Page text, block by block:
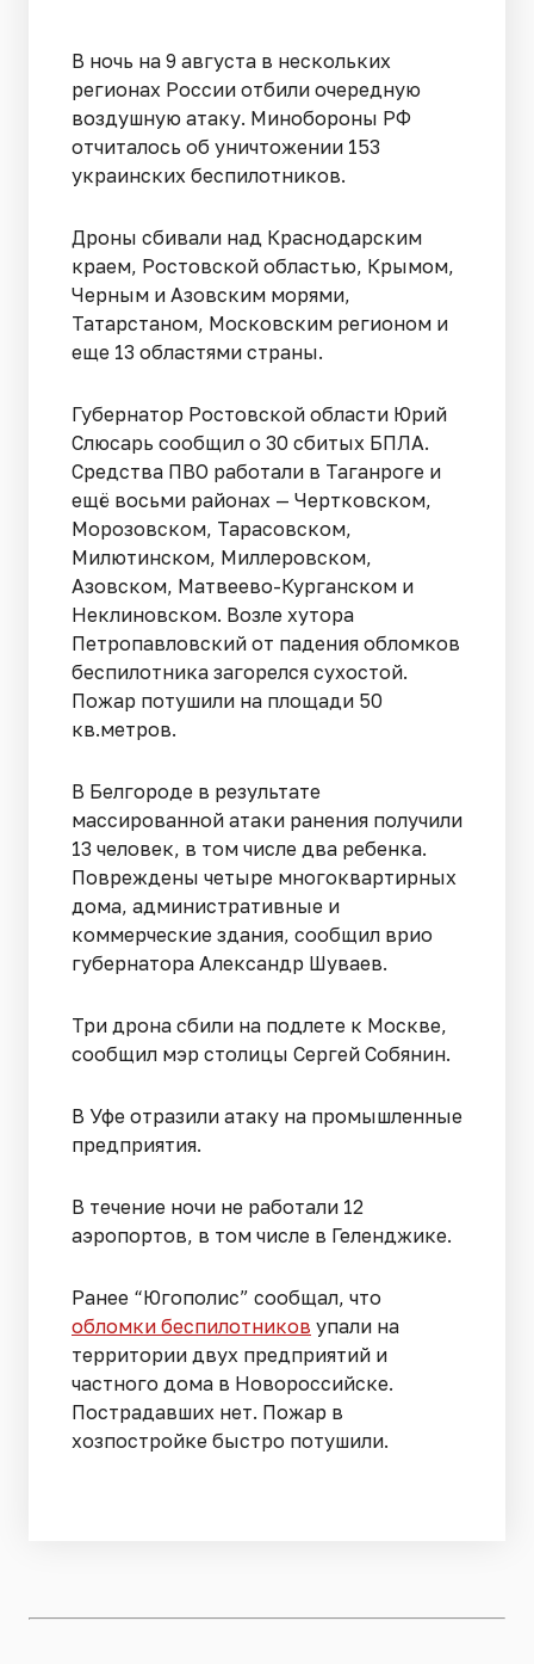
В ночь на 9 августа в нескольких
регионах России отбили очередную
воздушную атаку. Минобороны РФ
отчиталось об уничтожении 153
украинских беспилотников.
Дроны сбивали над Краснодарским
краем, Ростовской областью, Крымом,
Черным и Азовским морями,
Татарстаном, Московским регионом и
еще 13 областями страны.
Губернатор Ростовской области Юрий
Слюсарь сообщил о 30 сбитых БПЛА.
Средства ПВО работали в Таганроге и
ещё восьми районах — Чертковском,
Морозовском, Тарасовском,
Милютинском, Миллеровском,
Азовском, Матвеево-Курганском и
Неклиновском. Возле хутора
Петропавловский от падения обломков
беспилотника загорелся сухостой.
Пожар потушили на площади 50
кв.метров.
В Белгороде в результате
массированной атаки ранения получили
13 человек, в том числе два ребенка.
Повреждены четыре многоквартирных
дома, административные и
коммерческие здания, сообщил врио
губернатора Александр Шуваев.
Три дрона сбили на подлете к Москве,
сообщил мэр столицы Сергей Собянин.
В Уфе отразили атаку на промышленные
предприятия.
В течение ночи не работали 12
аэропортов, в том числе в Геленджике.
Ранее “Югополис” сообщал, что
обломки беспилотников упали на
территории двух предприятий и
частного дома в Новороссийске.
Пострадавших нет. Пожар в
хозпостройке быстро потушили.